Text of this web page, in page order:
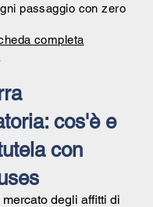
passaggio con zero
completa
cos'è e
con
degli affitti di